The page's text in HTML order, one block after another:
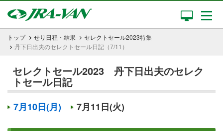
トップ せり日程・結果
セレクトセール2023特集
丹下日出夫のセレクトセール日記（7/11）
セレクトセール2023 丹下日出夫のセレク
トセール日記
7月10日(月) 7月11日(火)